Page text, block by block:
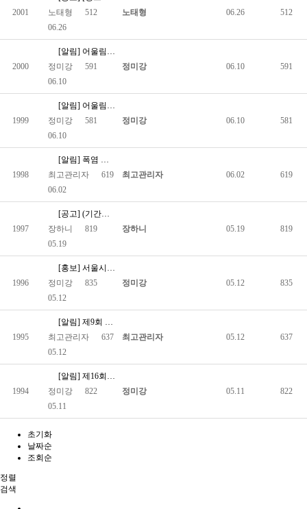
2001
노태형
512
06.26
노태형 06.26 512
2000
[알림] 어울림한마당 일정표
정미강
591
06.10
정미강 06.10 591
1999
[알림] 어울림한마당 참가요강
정미강
581
06.10
정미강 06.10 581
1998
[알림] 폭염 대비 장애인 재난안전가이드 배포
최고관리자
619
06.02
최고관리자 06.02 619
1997
[공고] (기간연장6/1까지)2026년 척수장애인 보조기기 지원…
장하니
819
05.19
장하니 05.19 819
1996
[홍보] 서울시립대학교 척수장애인 가정 기반 운동 연구 참여자 …
정미강
835
05.12
정미강 05.12 835
1995
[알림] 제9회 전국동시지방선거 거소투표 실시 관련 유의사항 안…
최고관리자
637
05.12
최고관리자 05.12 637
1994
[알림] 제16회 전국 척수장애인 어울림한마당 대진추첨 결과 안…
정미강
822
05.11
정미강 05.11 822
초기화
날짜순
조회순
정렬
검색